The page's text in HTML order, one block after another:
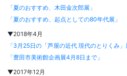
「夏のおすすめ、木田金次郎展」
「夏のおすすめ、起点としての80年代展」
▼2018年4月
「3月25日の「芦屋の近代 現代のとりくみ」
「豊田市美術館企画展4月8日まで」
▼2017年12月